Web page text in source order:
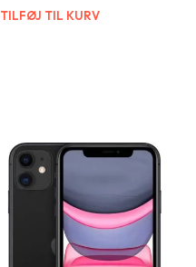
TILFØJ TIL KURV